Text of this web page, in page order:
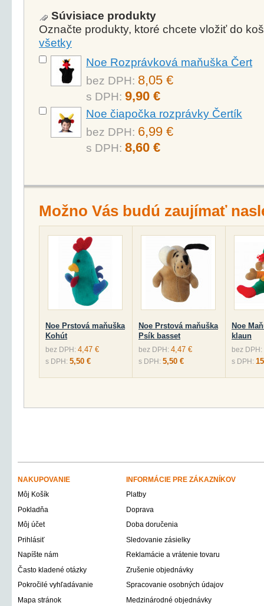
Súvisiace produkty
Označte produkty, ktoré chcete vložiť do
všetky
Noe Rozprávková maňuška Čert
bez DPH: 8,05 €
s DPH: 9,90 €
Noe čiapočka rozprávky Čertík
bez DPH: 6,99 €
s DPH: 8,60 €
Možno Vás budú zaujímať
Noe Prstová maňuška
Kohút
bez DPH: 4,47 €
s DPH: 5,50 €
Noe Prstová maňuška
Psík basset
bez DPH: 4,47 €
s DPH: 5,50 €
Noe
klaun
bez DPH:
s DPH:
NAKUPOVANIE
INFORMÁCIE PRE ZÁKAZNÍKOV
Môj Košík
Platby
Pokladňa
Doprava
Môj účet
Doba doručenia
Prihlásiť
Sledovanie zásielky
Napíšte nám
Reklamácie a vrátenie tovaru
Často kladené otázky
Zrušenie objednávky
Pokročilé vyhľadávanie
Spracovanie osobných údajov
Mapa stránok
Medzinárodné objednávky